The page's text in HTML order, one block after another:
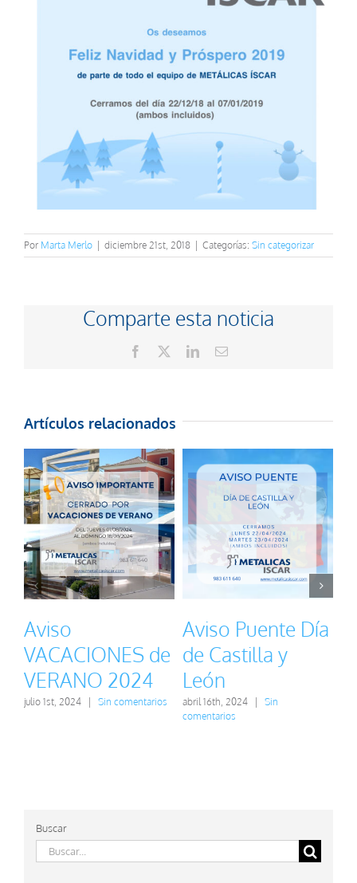
Por Marta Merlo diciembre 21st, 2018 Categorías: Sin categorizar
Comparte esta noticia
Facebook LinkedInCorreo
Artículos relacionados
Aviso
VACACIONES de
VERANO 2024
julio 1st, 2024 Sin comentarios
Aviso Puente Día
de Castilla y
León
abril 16th, 2024
Sin
comentarios
Buscar
Buscar: